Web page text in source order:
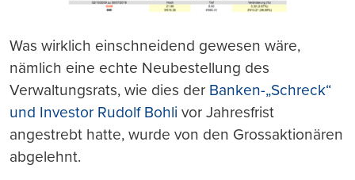
Was wirklich einschneidend gewesen wäre,
nämlich eine echte Neubestellung des
Verwaltungsrats, wie dies der Banken-„Schreck“
und Investor Rudolf Bohli vor Jahresfrist
angestrebt hatte, wurde von den Grossaktionären
abgelehnt.